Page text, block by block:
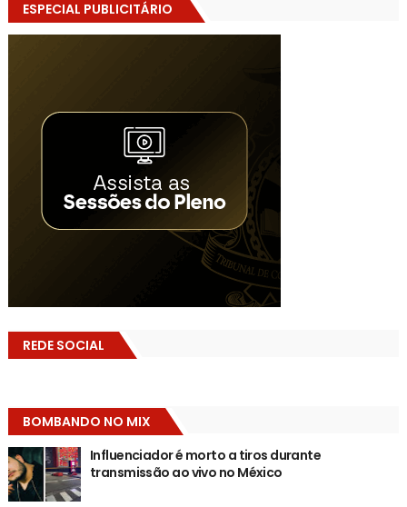
ESPECIAL PUBLICITÁRIO
REDE SOCIAL
BOMBANDO NO MIX
Influenciador é morto a tiros durante
transmissão ao vivo no México